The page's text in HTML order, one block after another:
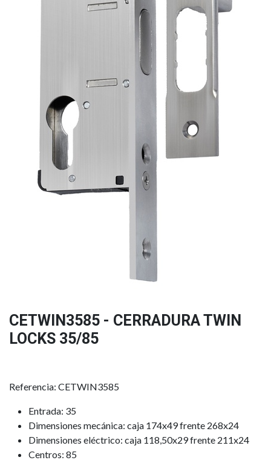
CETWIN3585 - CERRADURA TWIN
LOCKS 35/85
Referencia: CETWIN3585
Entrada: 35
Dimensiones mecánica: caja 174x49 frente 268x24
Dimensiones eléctrico: caja 118,50x29 frente 211x24
Centros: 85